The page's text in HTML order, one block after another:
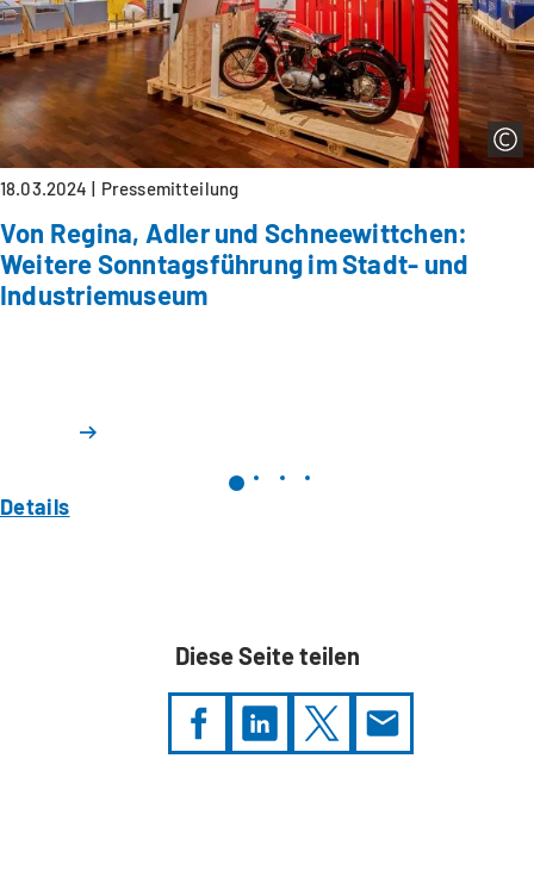
18.03.2024 Pressemitteilung
Von Regina, Adler und Schneewittchen:
Weitere Sonntagsführung im Stadt- und
Industriemuseum
Details
Diese Seite teilen